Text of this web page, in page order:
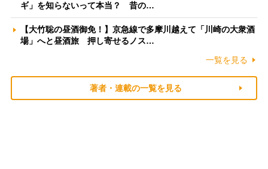
ギ」を知らないって本当？ 昔の…
【大竹聡の昼酒御免！】京急線で多摩川越えて「川崎の大衆酒
場」へと昼酒旅 押し寄せるノス…
一覧を見る
著者・連載の一覧を見る